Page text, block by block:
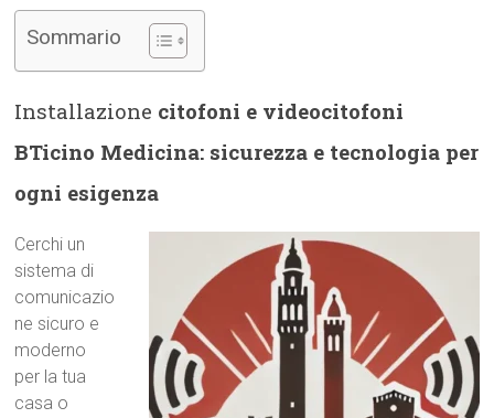
Sommario
Installazione citofoni e videocitofoni
BTicino Medicina: sicurezza e tecnologia per
ogni esigenza
Cerchi un
sistema di
comunicazio
ne sicuro e
moderno
per la tua
casa o